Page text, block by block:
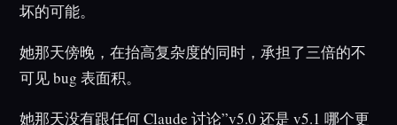
坏的可能。
她那天傍晚，在抬高复杂度的同时，承担了三倍的不
可见 bug 表面积。
她那天没有跟任何 Claude 讨论”v5.0 还是 v5.1 哪个更